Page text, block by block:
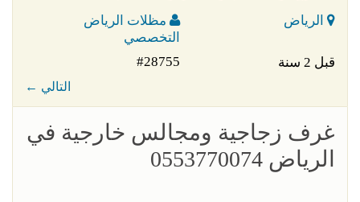
الرياض
مظلات الرياض
التخصصي
قبل 2 سنة
#28755
← التالي
غرف زجاجية ومجالس خارجية في
الرياض 0553770074